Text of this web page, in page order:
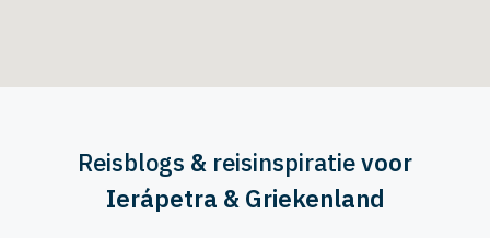
Reisblogs & reisinspiratievoor
Ierápetra & Griekenland